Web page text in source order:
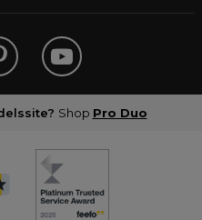
Shop Pro Duo